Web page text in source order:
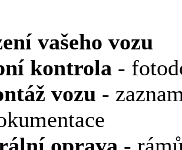
vašeho vozu
kontrola -
vozu -